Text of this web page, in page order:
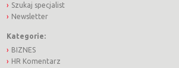
Szukaj specjalist
Newsletter
Kategorie:
BIZNES
HR Komentarz